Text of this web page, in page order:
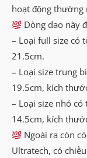
hoạt động thường
Dòng dao này
– Loại full size có
21.5cm.
– Loại size trung
19.5cm, kích
– Loại size nhỏ có
14.5cm, kích
Ngoài ra còn
Ultratech, có